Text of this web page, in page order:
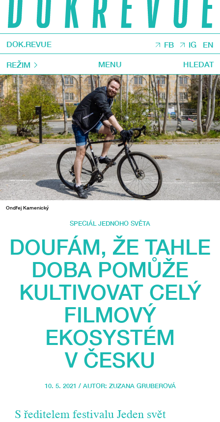
DOK.REVUE FB IG EN
REŽIM MENU HLEDAT
Ondřej Kamenický
SPECIÁL JEDNOHO SVĚTA
DOUFÁM, ŽE TAHLE
DOBA POMŮŽE
KULTIVOVAT CELÝ
FILMOVÝ
EKOSYSTÉM
V ČESKU
10. 5. 2021 / AUTOR: ZUZANA GRUBEROVÁ
S ředitelem festivalu Jeden svět